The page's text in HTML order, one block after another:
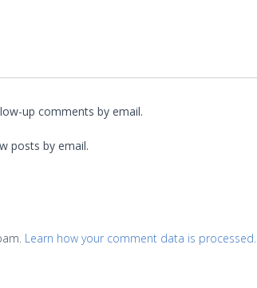
up comments by email.
posts by email.
Learn how your comment data is processed.